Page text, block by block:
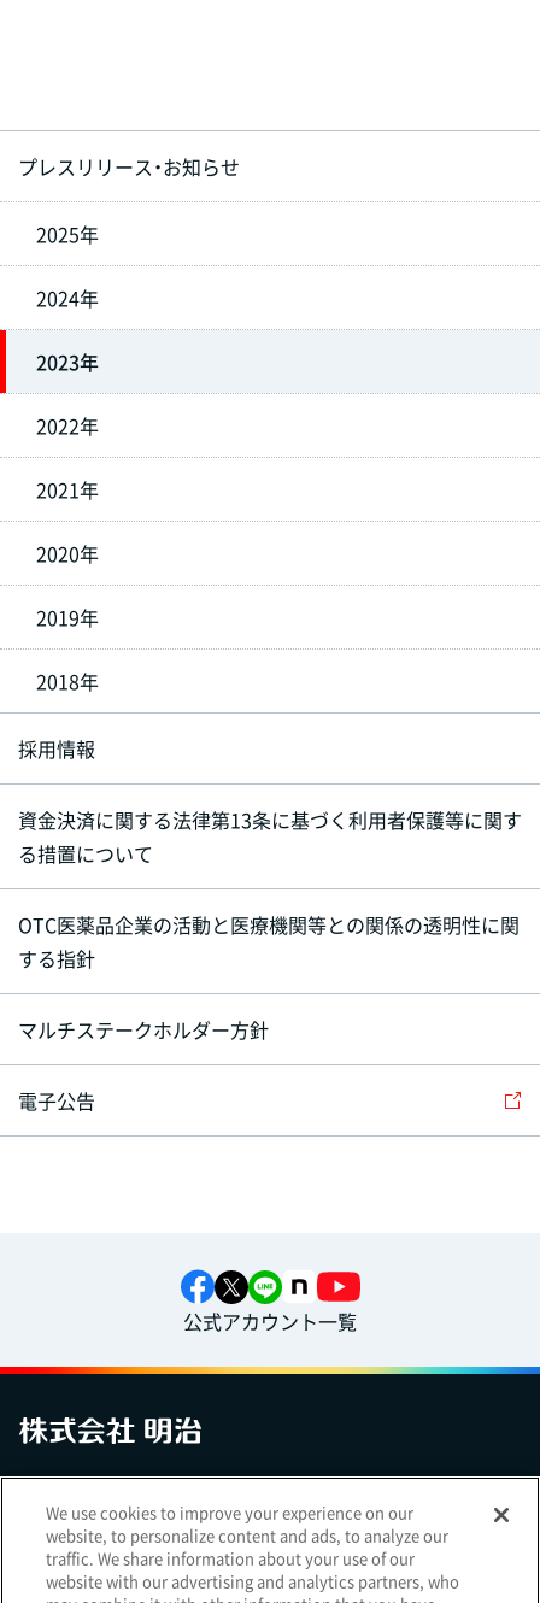
プレスリリース・お知らせ
2025年
2024年
2023年
2022年
2021年
2020年
2019年
2018年
採用情報
資金決済に関する法律第13条に基づく利用者保護等に関す
る措置について
OTC医薬品企業の活動と医療機関等との関係の透明性に関
する指針
マルチステークホルダー方針
電子公告
公式アカウント一覧
アクセシビリティへの対応方針ご利用規約明治グループのDX
Cookie Settings
We use cookies to improve your experience on our
website, to personalize content and ads, to analyze our
traffic. We share information about your use of our
website with our advertising and analytics partners, who